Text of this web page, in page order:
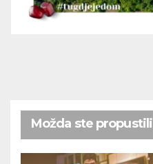
Možda ste propustili